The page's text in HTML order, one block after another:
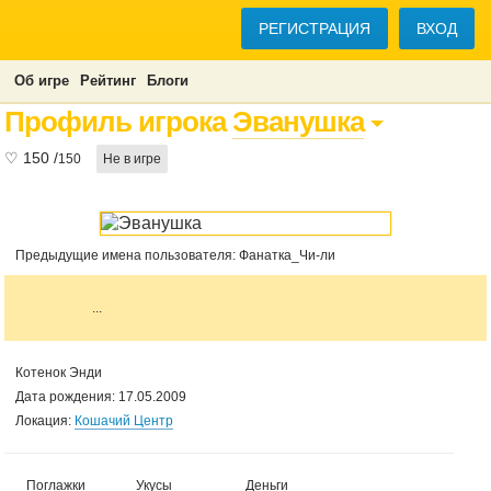
РЕГИСТРАЦИЯ ВХОД
Об игре Рейтинг Блоги
Профиль игрокаЭванушка
♡ 150 /150 Не в игре
Предыдущие имена пользователя: Фанатка_Чи-ли
...
Котенок Энди
Дата рождения: 17.05.2009
Локация: Кошачий Центр
Поглажки Укусы Деньги